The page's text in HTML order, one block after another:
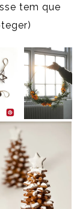
tem que